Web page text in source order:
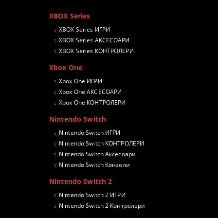
XBOX Series
XBOX Series ИГРИ
XBOX Series АКСЕСОАРИ
XBOX Series КОНТРОЛЕРИ
Xbox One
Xbox One ИГРИ
Xbox One АКСЕСОАРИ
Xbox One КОНТРОЛЕРИ
Nintendo Switch
Nintendo Switch ИГРИ
Nintendo Switch КОНТРОЛЕРИ
Nintendo Switch Аксесоари
Nintendo Switch Конзоли
Nintendo Switch 2
Nintendo Switch 2 ИГРИ
Nintendo Switch 2 Контролери